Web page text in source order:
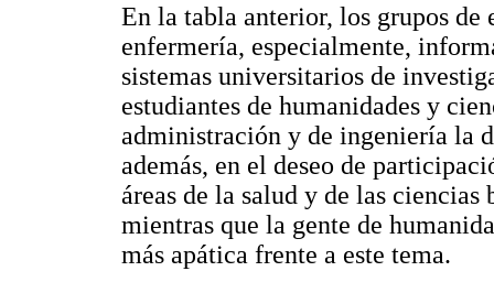
En la tabla anterior, los grupos de
enfermería, especialmente,
sistemas universitarios de
estudiantes de humanidades y
administración y de ingeniería la
además, en el deseo de
áreas de la salud y de las ciencias
mientras que la gente de
más apática frente a este tema.